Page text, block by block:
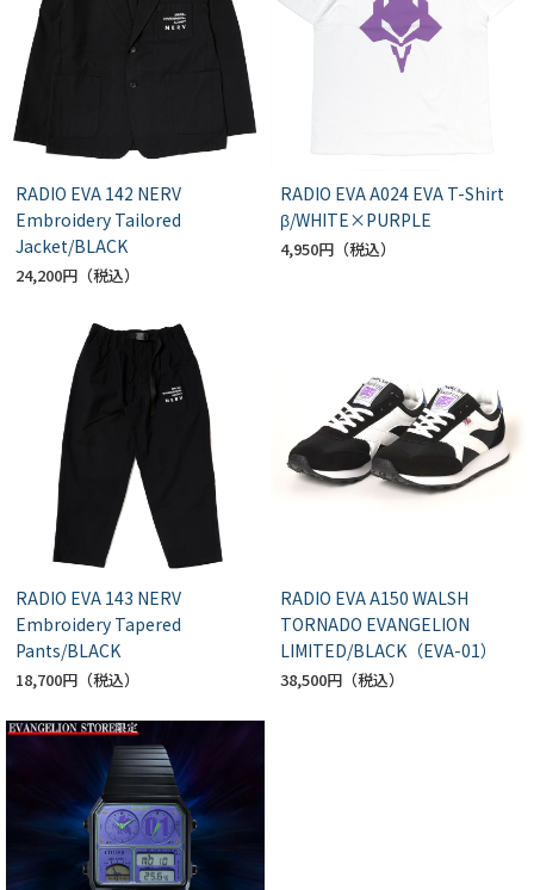
RADIO EVA 142 NERV
Embroidery Tailored
Jacket/BLACK
24,200円
RADIO EVA A024 EVA T-Shirt
β/WHITE×PURPLE
4,950円
RADIO EVA 143 NERV
Embroidery Tapered
Pants/BLACK
18,700円
RADIO EVA A150 WALSH
TORNADO EVANGELION
LIMITED/BLACK（EVA-01）
38,500円